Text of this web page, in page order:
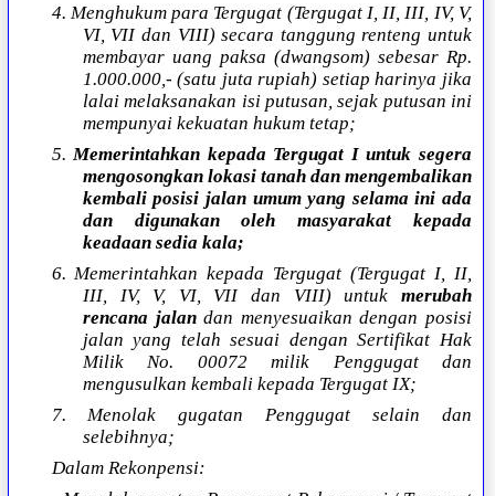
4. Menghukum para Tergugat (Tergugat I, II, III, IV, V,
VI, VII dan VIII) secara tanggung renteng untuk
membayar uang paksa (dwangsom) sebesar Rp.
1.000.000,- (satu juta rupiah) setiap harinya jika
lalai melaksanakan isi putusan, sejak putusan ini
mempunyai kekuatan hukum tetap;
5.Memerintahkan kepada Tergugat I untuk segera
mengosongkan lokasi tanah dan mengembalikan
kembali posisi jalan umum yang selama ini ada
dan digunakan oleh masyarakat kepada
keadaan sedia kala;
6. Memerintahkan kepada Tergugat (Tergugat I, II,
III, IV, V, VI, VII dan VIII) untuk merubah
rencana jalandan menyesuaikan dengan posisi
jalan yang telah sesuai dengan Sertifikat Hak
Milik No. 00072 milik Penggugat dan
mengusulkan kembali kepada Tergugat IX;
7. Menolak gugatan Penggugat selain dan
selebihnya;
Dalam Rekonpensi: